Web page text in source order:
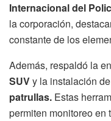
Internacional del
la corporación,
constante de los
Además, respaldó la
SUVy la instalación
patrullas. Estas
permiten monitoreo en